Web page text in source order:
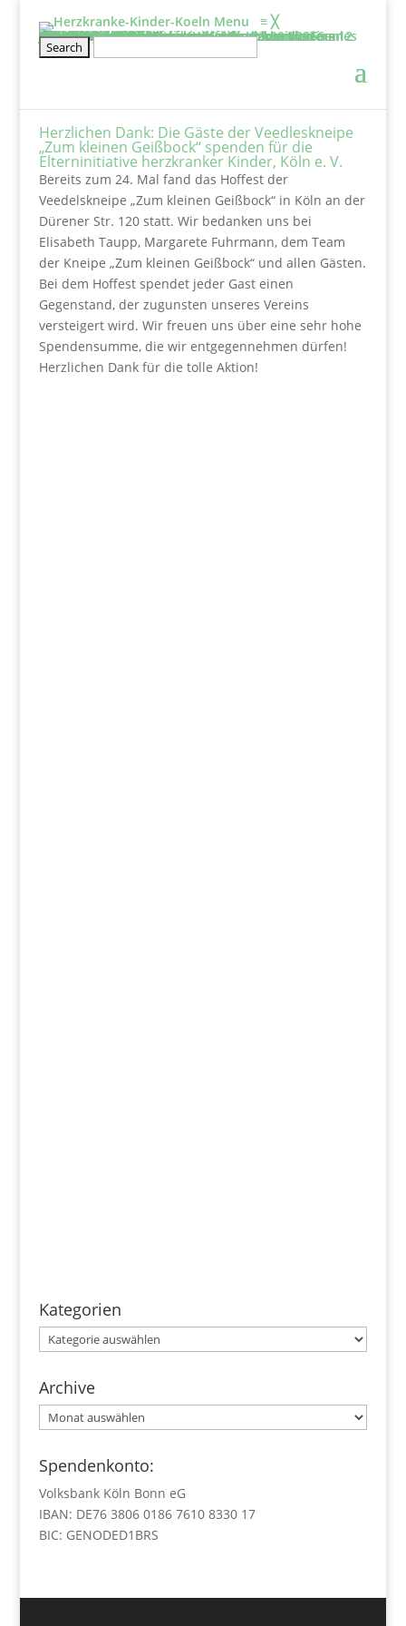
Menu ≡ ╳
Informieren
Über uns
Film: Projekte der Elterninitiative
Aufgaben & Ziele
Entstehung
Satzung
Vorstand
Kontakt
Schirmherr/frau
Tätigkeitsbericht
2025
2024
2023
2022
2021
2020
Projekte
Kölner Klinikclowns
Kunsttherapie
Besuchsdienst
Elternwohnung
Netzwerke und links
Wissenswertes
BHVK
Herzfenster & Info
Newsletter BVHK
Mitmachen
Veranstaltung
Geschwisterseminar für gesunde Kinder von 6 – 12 Jahre und ihre Eltern vom 25.09. – 27.09.2026
2026-Seminar für Eltern: Wir gehe ich mit meinen Ängsten um?
Wellenreiten- und Surf Kurs für herzkranke Teenies von 12 – 18 Jahren
Klettertraining für herzkranke Kinder und Geschwister ab 6 Jahre
Rückblick
Erfahrungsberichte
Mitglied werden
Stammtisch für Eltern von herzkranken Kindern
Kontakt
Spenden
Jetzt Spenden
Spendeneinsatz
Aktuelle Spendenprojekte
Vielen Dank
Spendenbescheinigung
Freistellungsbescheid
Herzlichen Dank: Die Gäste der Veedleskneipe
„Zum kleinen Geißbock“ spenden für die
Elterninitiative herzkranker Kinder, Köln e. V.
Bereits zum 24. Mal fand das Hoffest der
Veedelskneipe „Zum kleinen Geißbock“ in Köln an der
Dürener Str. 120 statt. Wir bedanken uns bei
Elisabeth Taupp, Margarete Fuhrmann, dem Team
der Kneipe „Zum kleinen Geißbock“ und allen Gästen.
Bei dem Hoffest spendet jeder Gast einen
Gegenstand, der zugunsten unseres Vereins
versteigert wird. Wir freuen uns über eine sehr hohe
Spendensumme, die wir entgegennehmen dürfen!
Herzlichen Dank für die tolle Aktion!
Kategorien
Kategorien
Archive
Archive
Spendenkonto:
Volksbank Köln Bonn eG
IBAN: DE76 3806 0186 7610 8330 17
BIC: GENODED1BRS